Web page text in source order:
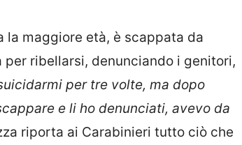
la maggiore età, è scappata da
ribellarsi, denunciando i genitori,
per tre volte, ma dopo
e li ho denunciati, avevo da
riporta ai Carabinieri tutto ciò che